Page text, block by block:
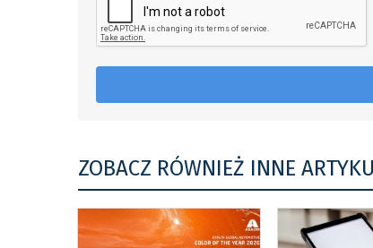
ZOBACZ RÓWNIEŻ INNE